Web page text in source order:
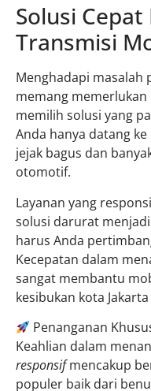
Solusi
Transmisi
Menghadapi
memang
memilih solusi yang
Anda hanya datang
jejak bagus dan
otomotif.
Layanan yang
solusi darurat
harus Anda
Kecepatan dalam
sangat membantu
kesibukan kota
Penanganan
Keahlian dalam
responsifmencakup
populer baik dari